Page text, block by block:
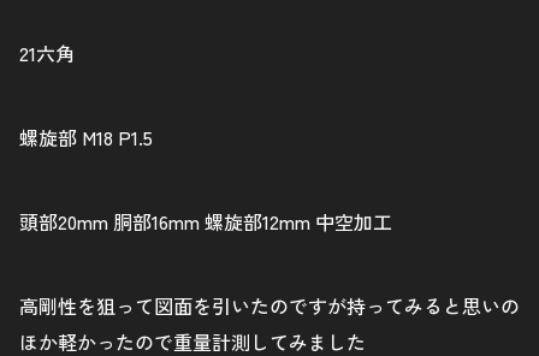
21六角
螺旋部 M18 P1.5
頭部20mm 胴部16mm 螺旋部12mm 中空加工
高剛性を狙って図面を引いたのですが持ってみると思いの
ほか軽かったので重量計測してみました